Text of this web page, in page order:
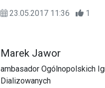
23.05.2017 11:36 1
Marek Jawor
ambasador Ogólnopolskich
Dializowanych